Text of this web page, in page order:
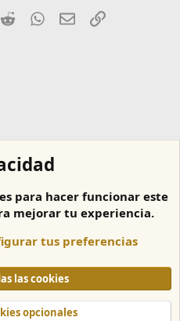
RedditWhatsApp
CorreoEnlace
Política de privacidad
para hacer funcionar este
mejorar tu experiencia.
tus preferencias
las cookies
opcionales